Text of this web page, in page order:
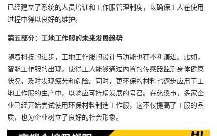
已经建立了系统的人员培训和工作服管理制度，以确保工人在使用
过程中得以良好的维护。
第五部分：工地工作服的未来发展趋势
随着科技的进步，工地工作服的设计与功能也在不断演进。比如，
智能工作服的出现，使得工人能够通过内置的传感器监测身体健康
状况，及时发现疲劳和危险。同时，更环保的材料也逐步应用于工
地工作服的生产中，以响应可持续发展的号召。在慈溪市，多家企
业已经开始尝试使用环保材料制造工作服，这不仅提高了工服的品
质，也为企业树立了良好的社会形象。